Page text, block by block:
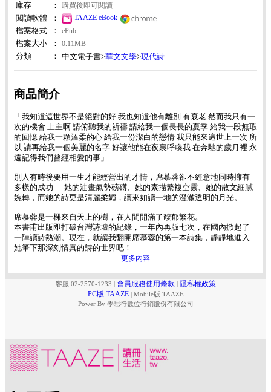
庫存
：
購買後即可閱讀
閱讀軟體
：
TAAZE eBook
檔案格式
：
ePub
檔案大小
：
0.11MB
分類
： 中文電子書>華文文學>現代詩
商品簡介
「我知道這世界不是絕對的好 我也知道他有離別 有衰老 然而我只有一
次的機會 上主啊 請俯聽我的祈禱 請給我一個長長的夏季 給我一段無瑕
的回憶 給我一顆溫柔的心 給我一份潔白的戀情 我只能來這世上一次 所
以 請再給我一個美麗的名字 好讓他能在夜裏呼喚我 在奔馳的歲月裡 永
遠記得我們曾經相愛的事」
別人有時後要用一生才能經營出的才情，席慕蓉卻不經意地同時擁有
多樣的成功──她的油畫氣勢磅礡、她的素描繁複空靈、她的散文細膩
婉轉，而她的詩更是清麗柔媚，讀來如讀一地的澄澈透明的月光。
席慕蓉是一棵來自天上的樹，在人間開滿了馥郁繁花。
本書甫出版即打破台灣詩壇的紀錄，一年內再版七次，在國內掀起了
一陣讀詩熱潮。現在，就讓我翻開席慕蓉的第一本詩集，靜靜地進入
她筆下那深刻情真的詩的世界吧！
更多內容
客服 02-2570-1233 | 會員服務使用條款 | 隱私權政策
PC版 TAAZE | Mobile版 TAAZE
Power By 學思行數位行銷股份有限公司